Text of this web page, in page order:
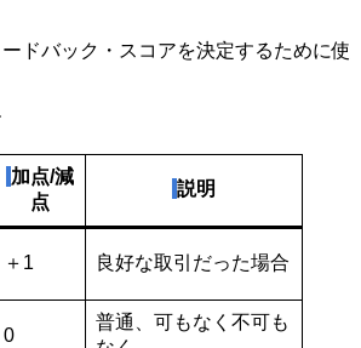
ドバック・スコアを決定するために使
加点/減
点
説明
＋1 良好な取引だった場合
0
普通、可もなく不可も